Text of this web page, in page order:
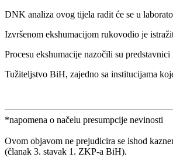
DNK analiza ovog tijela radit će se u
Izvršenom ekshumacijom rukovodio je
Procesu ekshumacije nazočili su
Tužiteljstvo BiH, zajedno sa institucijama
*napomena o načelu presumpcije nevinosti
Ovom objavom ne prejudicira se ishod
(članak 3. stavak 1. ZKP-a BiH).